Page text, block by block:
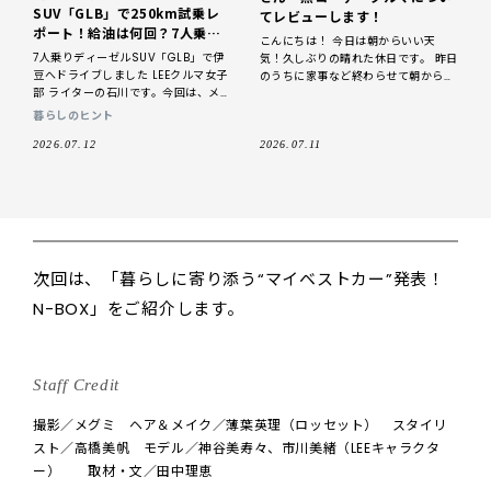
SUV「GLB」で250km試乗レ
ポート！給油は何回？7人乗れ
る？運転のしやすさや乗り心地
も詳細レビュー
7人乗りディーゼルSUV「GLB」で伊
豆へドライブしました LEEクルマ女子
部 ライターの石川です。今回は、メル
セデス・ベンツの人気SUV「GLB」
東京から伊
暮らしのヒント
2026.07.12
てレビューします！
こんにちは！ 今日は朝からいい天
気！久しぶりの晴れた休日です。 昨日
のうちに家事など終わらせて朝からの
2026.07.11
次回は、「暮らしに寄り添う“マイベストカー”発表！
N-BOX」をご紹介します。
Staff Credit
撮影／メグミ ヘア＆メイク／薄葉英理（ロッセット） スタイリ
スト／高橋美帆 モデル／神谷美寿々、市川美緒（LEEキャラクタ
ー） 取材・文／田中理恵